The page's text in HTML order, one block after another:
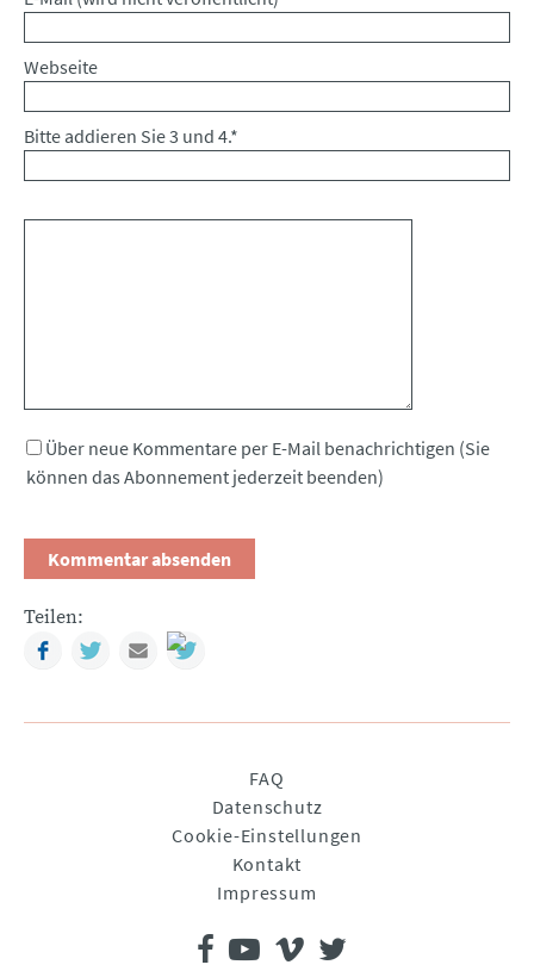
Webseite
Bitte addieren Sie 3 und 4.*
Über neue Kommentare per E-Mail benachrichtigen (Sie
können das Abonnement jederzeit beenden)
Teilen:
FacebookTwitterMail
FAQ
Datenschutz
Cookie-Einstellungen
Kontakt
Impressum